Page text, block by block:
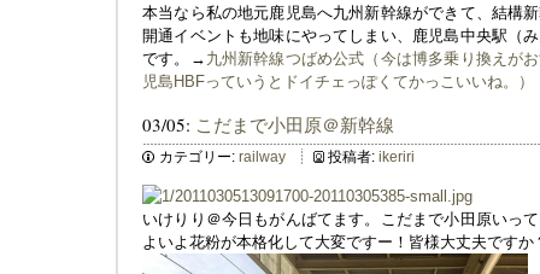
本当なら私の地元鹿児島へ九州新幹線ができて、結構
開通イベントも地味にやってしまい、鹿児島中央駅（
です。→ 九州新幹線つばめ公式（今は博多乗り換えが
児島HBFっていうとドイチェっぽくてかっこいいね。）
03/05: こだまで小田原＠新幹線
カテゴリー: railway 投稿者: ikeriri
いけりり＠今日もがんばてます。こだまで小田原いっ
よいよ花粉が本格化して大変ですー！皆様大丈夫ですか